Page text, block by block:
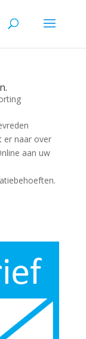
er naar over
aan uw